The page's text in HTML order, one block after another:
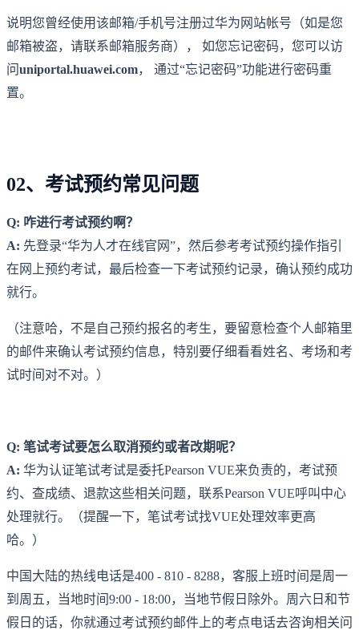
说明您曾经使用该邮箱/手机号注册过华为网站帐号（如是您
邮箱被盗，请联系邮箱服务商）， 如您忘记密码，您可以访
问uniportal.huawei.com， 通过“忘记密码”功能进行密码重
置。
02、考试预约常见问题
Q: 咋进行考试预约啊？
A: 先登录“华为人才在线官网”，然后参考考试预约操作指引
在网上预约考试，最后检查一下考试预约记录，确认预约成功
就行。
（注意哈，不是自己预约报名的考生，要留意检查个人邮箱里
的邮件来确认考试预约信息，特别要仔细看看姓名、考场和考
试时间对不对。）
Q: 笔试考试要怎么取消预约或者改期呢？
A: 华为认证笔试考试是委托Pearson VUE来负责的，考试预
约、查成绩、退款这些相关问题，联系Pearson VUE呼叫中心
处理就行。（提醒一下，笔试考试找VUE处理效率更高
哈。）
中国大陆的热线电话是400 - 810 - 8288，客服上班时间是周一
到周五，当地时间9:00 - 18:00，当地节假日除外。周六日和节
假日的话，你就通过考试预约邮件上的考点电话去咨询相关问